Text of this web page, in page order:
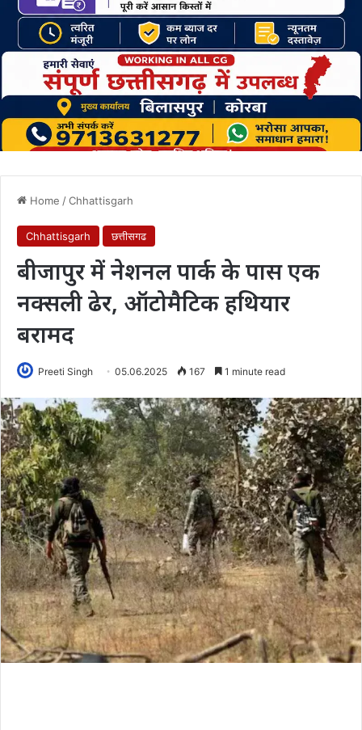
Home /Chhattisgarh
Chhattisgarh छत्तीसगढ
बीजापुर में नेशनल पार्क के पास एक
नक्सली ढेर, ऑटोमैटिक हथियार
बरामद
Preeti Singh 05.06.2025 167 1 minute read